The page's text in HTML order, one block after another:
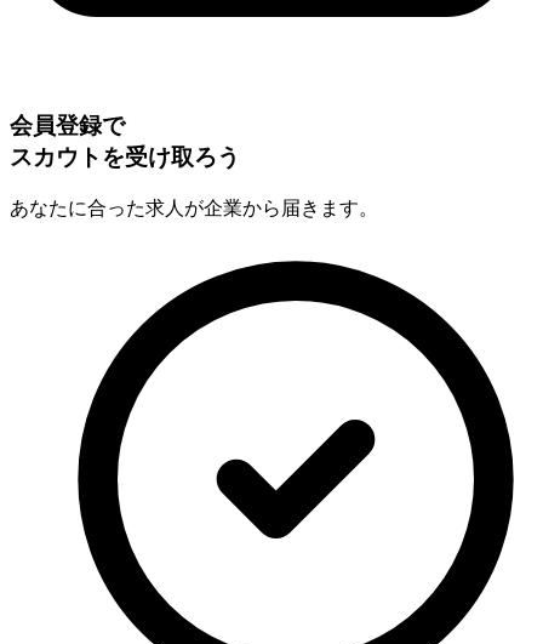
会員登録で
スカウトを受け取ろう
あなたに合った求人が企業から届きます。